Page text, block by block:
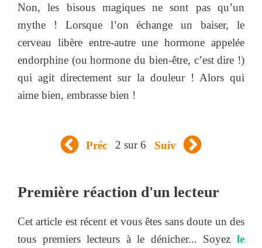
Non, les bisous magiques ne sont pas qu’un
mythe ! Lorsque l’on échange un baiser, le
cerveau libère entre-autre une hormone appelée
endorphine (ou hormone du bien-être, c’est dire !)
qui agit directement sur la douleur ! Alors qui
aime bien, embrasse bien !
Préc 2 sur 6 Suiv
Première réaction d'un lecteur
Cet article est récent et vous êtes sans doute un des
tous premiers lecteurs à le dénicher... Soyez le